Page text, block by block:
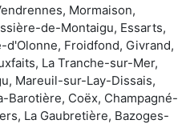
Mormaison,
de-Montaigu, Essarts,
Froidfond, Givrand,
La Tranche-sur-Mer,
Mareuil-sur-Lay-Dissais,
Barotière, Coëx, Champagné-
La Gaubretière, Bazoges-